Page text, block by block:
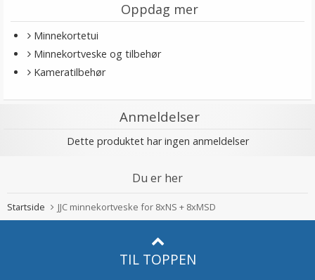
Oppdag mer
Minnekortetui
Minnekortveske og tilbehør
Kameratilbehør
Anmeldelser
Dette produktet har ingen anmeldelser
Du er her
Startside JJC minnekortveske for 8xNS + 8xMSD
TIL TOPPEN